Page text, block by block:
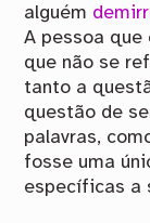
alguém
A pessoa que
que não se
tanto a
questão de
palavras,
fosse uma
específicas a